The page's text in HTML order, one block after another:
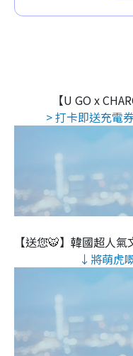
【U GO x
> 打卡即送充電
【送您🐯】韓國超人
↓將萌虎